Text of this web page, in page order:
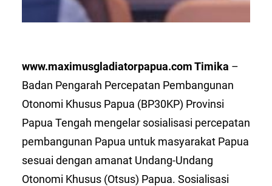
www.maximusgladiatorpapua.com Timika –
Badan Pengarah Percepatan Pembangunan
Otonomi Khusus Papua (BP30KP) Provinsi
Papua Tengah mengelar sosialisasi percepatan
pembangunan Papua untuk masyarakat Papua
sesuai dengan amanat Undang-Undang
Otonomi Khusus (Otsus) Papua. Sosialisasi